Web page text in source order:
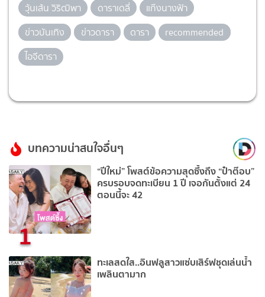
วุ้นเส้น วิริฒิพา ดาราเดลี่
แก๊งนางฟ้า
ข่าวบันเทิง
ข่าวดารา ดารา
recommended
ไอจีดารา
บทความน่าสนใจอื่นๆ
1
“ปีใหม่” โพสต์ข้อความสุดซึ้งถึง “ป๋าต๊อบ”
ครบรอบจดทะเบียน 1 ปี เจอกันตั้งแต่ 24
ตอนนี้จะ 42
ทะเลสดใส..อินฟลูสาวแซ่บเสิร์ฟชุดเล่นน้ำ
เพลินตามาก